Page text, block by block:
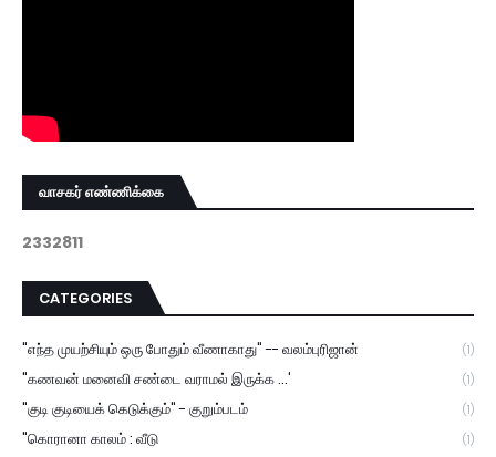
வாசகர் எண்ணிக்கை
2332811
CATEGORIES
"எந்த முயற்சியும் ஒரு போதும் வீணாகாது" -- வலம்புரிஜான் (1)
"கணவன் மனைவி சண்டை வராமல் இருக்க ...' (1)
"குடி குடியைக் கெடுக்கும்" - குறும்படம் (1)
"கொரானா காலம் : வீடு (1)